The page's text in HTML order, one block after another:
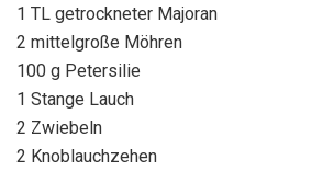
1 TL getrockneter Majoran
2 mittelgroße Möhren
100 g Petersilie
1 Stange Lauch
2 Zwiebeln
2 Knoblauchzehen